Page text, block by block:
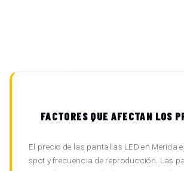
FACTORES QUE AFECTAN LOS
El precio de las pantallas LED en
spot y frecuencia de reproducción. Las